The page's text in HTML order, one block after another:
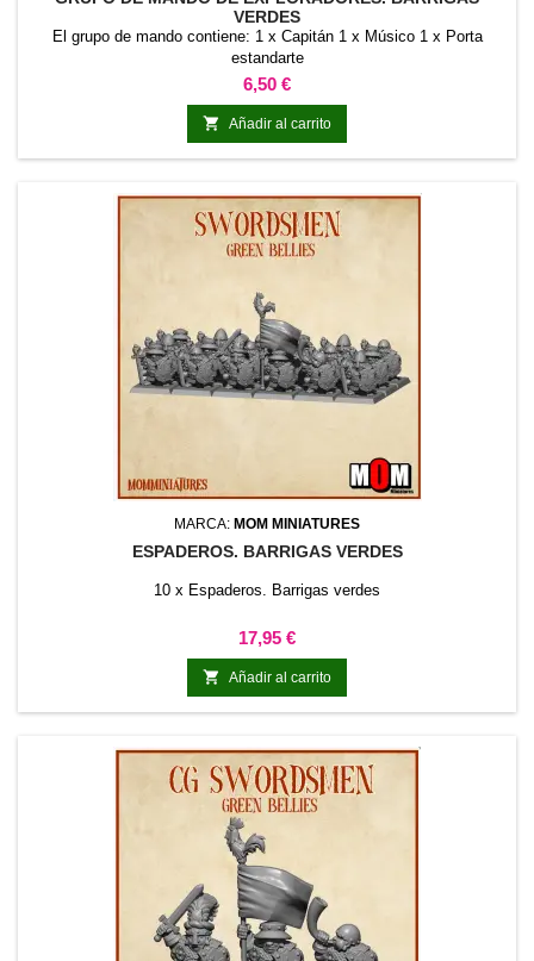
VERDES
El grupo de mando contiene: 1 x Capitán 1 x Músico 1 x Porta
estandarte
Precio
6,50 €
 Añadir al carrito
MARCA: MOM MINIATURES
ESPADEROS. BARRIGAS VERDES
10 x Espaderos. Barrigas verdes
Precio
17,95 €
 Añadir al carrito